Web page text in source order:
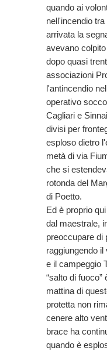
quando ai
nell'incendio
arrivata la
avevano
dopo quasi
associazioni
l'antincendio
operativo
Cagliari e
divisi per
esploso dietro
metà di via
che si
rotonda del
di Poetto.
Ed è proprio
dal maestrale,
preoccupare di
raggiungendo
e il campeggio
“salto di
mattina di
protetta non
cenere alto
brace ha
quando è